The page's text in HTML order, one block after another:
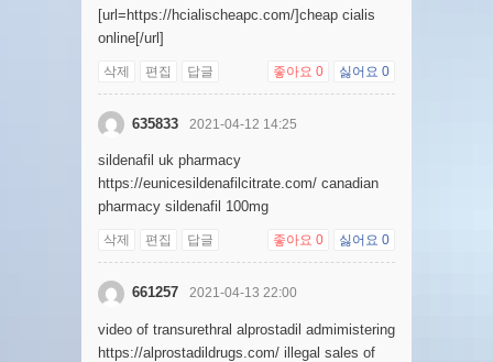
[url=https://hcialischeapc.com/]cheap cialis
online[/url]
삭제 편집 답글 좋아요 0 싫어요 0
635833 2021-04-12 14:25
sildenafil uk pharmacy
https://eunicesildenafilcitrate.com/ canadian
pharmacy sildenafil 100mg
삭제 편집 답글 좋아요 0 싫어요 0
661257 2021-04-13 22:00
video of transurethral alprostadil admimistering
https://alprostadildrugs.com/ illegal sales of